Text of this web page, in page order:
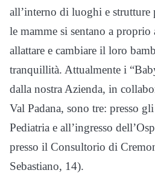
all’interno di luoghi e
le mamme si sentano a proprio
allattare e cambiare il loro
tranquillità. Attualmente i
dalla nostra Azienda, in
Val Padana, sono tre: presso
Pediatria e all’ingresso
presso il Consultorio di
Sebastiano, 14).